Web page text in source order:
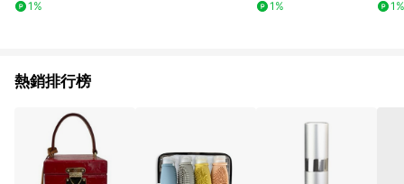
1% 1% 1%
熱銷排行榜